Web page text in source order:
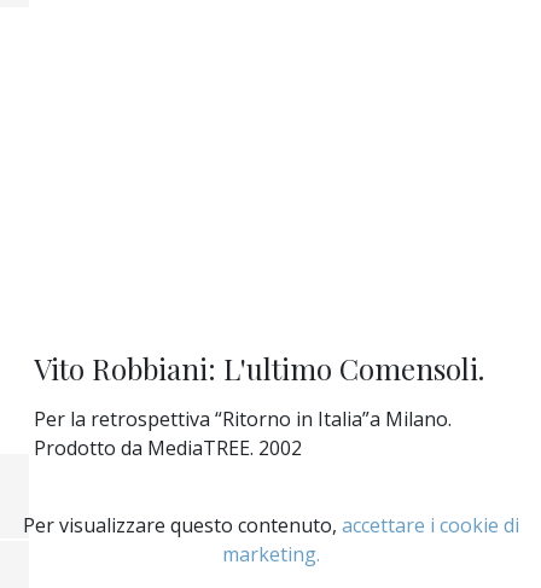
Vito Robbiani: L'ultimo Comensoli.
Per la retrospettiva “Ritorno in Italia”a Milano.
Prodotto da MediaTREE. 2002
Per visualizzare questo contenuto, accettare i cookie di
marketing.